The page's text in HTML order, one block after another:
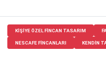
KIŞIYE ÖZEL FINCAN TASARIM
NESCAFE FINCANLARI KENDIN